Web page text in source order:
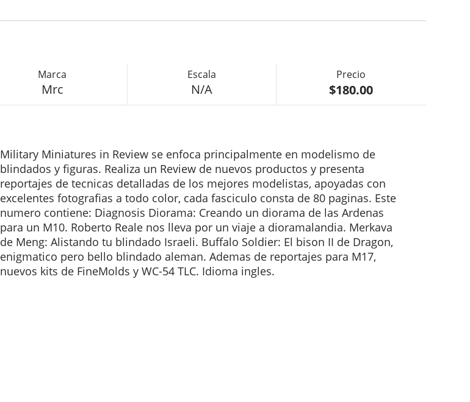
Mrc N/A $180.00
Military Miniatures in Review se enfoca principalmente en modelismo de
blindados y figuras. Realiza un Review de nuevos productos y presenta
reportajes de tecnicas detalladas de los mejores modelistas, apoyadas con
excelentes fotografias a todo color, cada fasciculo consta de 80 paginas. Este
numero contiene: Diagnosis Diorama: Creando un diorama de las Ardenas
para un M10. Roberto Reale nos lleva por un viaje a dioramalandia. Merkava
de Meng: Alistando tu blindado Israeli. Buffalo Soldier: El bison II de Dragon,
enigmatico pero bello blindado aleman. Ademas de reportajes para M17,
nuevos kits de FineMolds y WC-54 TLC. Idioma ingles.